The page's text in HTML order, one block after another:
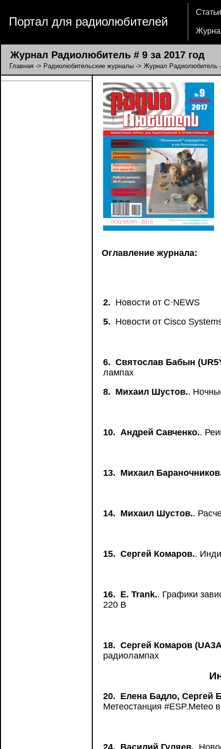
Портал для радиолюбителей
Статьи
Журнал Радиолюбитель # 9 за 2017 год
Главная -> Радиолюбительские журналы -> Журнал Радиолюбитель
Оглавление журнала:
2. Новости от C·NEWS
5. Новости от Сisco
6. Святослав Бабын
лампах
8. Михаил Шустов..
10. Андрей Савченко..
13. Михаил
14. Михаил Шустов..
15. Сергей Комаров..
16. Е. Trank.. Графики
220 В
18. Сергей Комаров
радиолампах
20. Елена Бадло, Сергей
Метеостанция #ESP.Meteo
24. Василий Гуляев..